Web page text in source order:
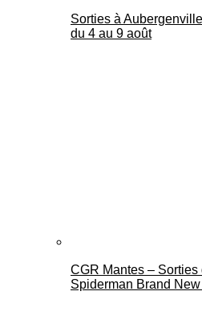
Sorties à
du 4 au 9 août
CGR Mantes –
Spiderman Brand